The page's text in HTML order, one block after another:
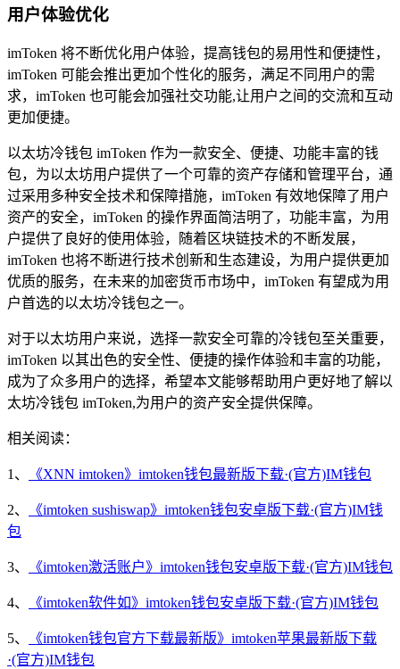
用户体验优化
imToken 将不断优化用户体验，提高钱包的易用性和便捷性，
imToken 可能会推出更加个性化的服务，满足不同用户的需
求，imToken 也可能会加强社交功能,让用户之间的交流和互动
更加便捷。
以太坊冷钱包 imToken 作为一款安全、便捷、功能丰富的钱
包，为以太坊用户提供了一个可靠的资产存储和管理平台，通
过采用多种安全技术和保障措施，imToken 有效地保障了用户
资产的安全，imToken 的操作界面简洁明了，功能丰富，为用
户提供了良好的使用体验，随着区块链技术的不断发展，
imToken 也将不断进行技术创新和生态建设，为用户提供更加
优质的服务，在未来的加密货币市场中，imToken 有望成为用
户首选的以太坊冷钱包之一。
对于以太坊用户来说，选择一款安全可靠的冷钱包至关重要，
imToken 以其出色的安全性、便捷的操作体验和丰富的功能，
成为了众多用户的选择，希望本文能够帮助用户更好地了解以
太坊冷钱包 imToken,为用户的资产安全提供保障。
相关阅读：
1、 《XNN imtoken》imtoken钱包最新版下载·(官方)IM钱包
2、
《imtoken sushiswap》imtoken钱包安卓版下载·(官方)IM钱
包
3、 《imtoken激活账户》imtoken钱包安卓版下载·(官方)IM钱包
4、 《imtoken软件如》imtoken钱包安卓版下载·(官方)IM钱包
5、
《imtoken钱包官方下载最新版》imtoken苹果最新版下载
·(官方)IM钱包